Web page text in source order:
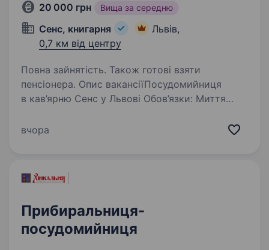
20 000 грн Вища за середню
Сенс, книгарня
Львів,
0,7 км від центру
Повна зайнятість. Також готові взяти
пенсіонера. Опис вакансіїПосудомийниця
в кав’ярню Сенс у Львові Обов’язки: Миття
зали та бару) та чорна мийка (кухонний
вчора
Прибиральниця-
посудомийниця